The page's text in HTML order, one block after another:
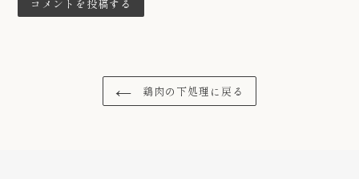
鶏肉の下処理に戻る